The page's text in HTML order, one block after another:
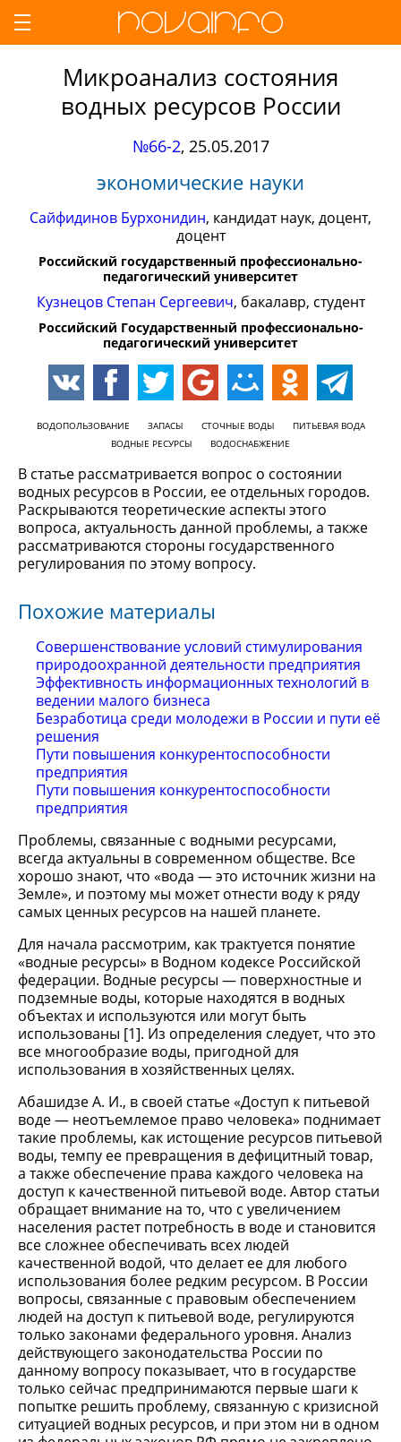
Микроанализ состояния
водных ресурсов России
№66-2, 25.05.2017
экономические науки
Сайфидинов Бурхонидин, кандидат наук, доцент,
доцент
Российский государственный профессионально-
педагогический университет
Кузнецов Степан Сергеевич, бакалавр, студент
Российский Государственный профессионально-
педагогический университет
ВОДОПОЛЬЗОВАНИЕ ЗАПАСЫ СТОЧНЫЕ ВОДЫ
ПИТЬЕВАЯ ВОДА
ВОДНЫЕ РЕСУРСЫ
ВОДОСНАБЖЕНИЕ
В статье рассматривается вопрос о состоянии
водных ресурсов в России, ее отдельных городов.
Раскрываются теоретические аспекты этого
вопроса, актуальность данной проблемы, а также
рассматриваются стороны государственного
регулирования по этому вопросу.
Похожие материалы
Совершенствование условий стимулирования
природоохранной деятельности предприятия
Эффективность информационных технологий в
ведении малого бизнеса
Безработица среди молодежи в России и пути её
решения
Пути повышения конкурентоспособности
предприятия
Пути повышения конкурентоспособности
предприятия
Проблемы, связанные с водными ресурсами,
всегда актуальны в современном обществе. Все
хорошо знают, что «вода — это источник жизни на
Земле», и поэтому мы может отнести воду к ряду
самых ценных ресурсов на нашей планете.
Для начала рассмотрим, как трактуется понятие
«водные ресурсы» в Водном кодексе Российской
федерации. Водные ресурсы — поверхностные и
подземные воды, которые находятся в водных
объектах и используются или могут быть
использованы [1]. Из определения следует, что это
все многообразие воды, пригодной для
использования в хозяйственных целях.
Абашидзе А. И., в своей статье «Доступ к питьевой
воде — неотъемлемое право человека» поднимает
такие проблемы, как истощение ресурсов питьевой
воды, темпу ее превращения в дефицитный товар,
а также обеспечение права каждого человека на
доступ к качественной питьевой воде. Автор статьи
обращает внимание на то, что с увеличением
населения растет потребность в воде и становится
все сложнее обеспечивать всех людей
качественной водой, что делает ее для любого
использования более редким ресурсом. В России
вопросы, связанные с правовым обеспечением
людей на доступ к питьевой воде, регулируются
только законами федерального уровня. Анализ
действующего законодательства России по
данному вопросу показывает, что в государстве
только сейчас предпринимаются первые шаги к
попытке решить проблему, связанную с кризисной
ситуацией водных ресурсов, и при этом ни в одном